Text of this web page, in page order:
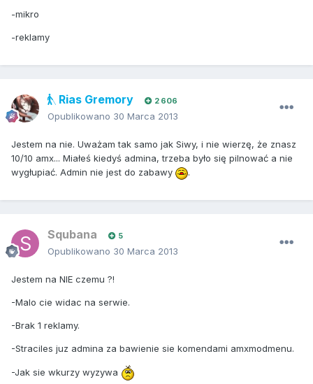
-mikro
-reklamy
Rias Gremory 2 606
Opublikowano 30 Marca 2013
Jestem na nie. Uważam tak samo jak Siwy, i nie wierzę, że znasz
10/10 amx... Miałeś kiedyś admina, trzeba było się pilnować a nie
wygłupiać. Admin nie jest do zabawy
.
Squbana 5
Opublikowano 30 Marca 2013
Jestem na NIE czemu ?!
-Malo cie widac na serwie.
-Brak 1 reklamy.
-Straciles juz admina za bawienie sie komendami amxmodmenu.
-Jak sie wkurzy wyzywa